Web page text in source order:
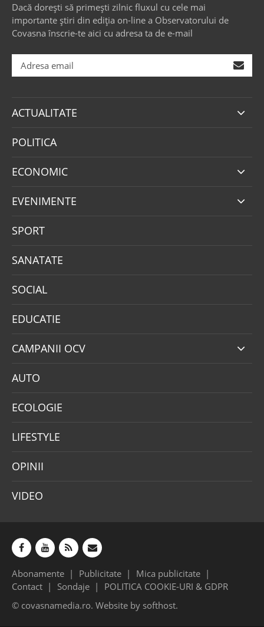
Dacă dorești să primești zilnic fluxul cu cele mai
importante știri din ediția on-line a Observatorului de
Covasna înscrie-te aici cu adresa ta de e-mail
ACTUALITATE
POLITICA
ECONOMIC
EVENIMENTE
SPORT
SANATATE
SOCIAL
EDUCATIE
CAMPANII OCV
AUTO
ECOLOGIE
LIFESTYLE
OPINII
VIDEO
Abonamente Publicitate
Mica publicitate
Contact
Sondaje
POLITICA COOKIE-URI & GDPR
© covasnamedia.ro. Website by softhost.